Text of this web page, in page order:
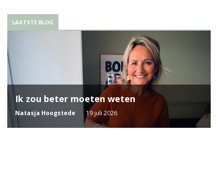
LAATSTE BLOG
Ik zou beter moeten weten
Natasja Hoogstede 19 juli 2026